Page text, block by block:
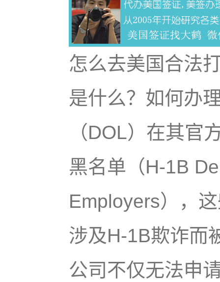
怎么去美国合法
是什么？如何办
（DOL）在其官
黑名单（H-1B
Employers），
涉及H-1B欺诈而
公司不仅无法申